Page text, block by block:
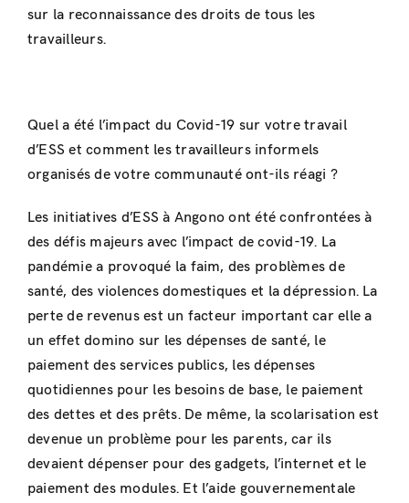
sur la reconnaissance des droits de tous les
travailleurs.
Quel a été l’impact du Covid-19 sur votre travail
d’ESS et comment les travailleurs informels
organisés de votre communauté ont-ils réagi ?
Les initiatives d’ESS à Angono ont été confrontées à
des défis majeurs avec l’impact de covid-19. La
pandémie a provoqué la faim, des problèmes de
santé, des violences domestiques et la dépression. La
perte de revenus est un facteur important car elle a
un effet domino sur les dépenses de santé, le
paiement des services publics, les dépenses
quotidiennes pour les besoins de base, le paiement
des dettes et des prêts. De même, la scolarisation est
devenue un problème pour les parents, car ils
devaient dépenser pour des gadgets, l’internet et le
paiement des modules. Et l’aide gouvernementale